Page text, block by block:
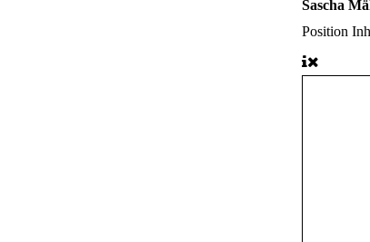
Sascha
Position